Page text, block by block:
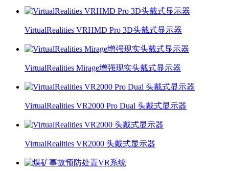
VirtualRealities VRHMD Pro 3D头戴式显示器
VirtualRealities Mirage增强现实头戴式显示器
VirtualRealities VR2000 Pro Dual 头戴式显示器
VirtualRealities VR2000 头戴式显示器